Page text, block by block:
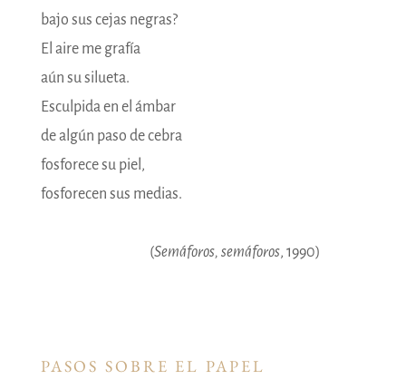
bajo sus cejas negras?
El aire me grafía
aún su silueta.
Esculpida en el ámbar
de algún paso de cebra
fosforece su piel,
fosforecen sus medias.
(Semáforos, semáforos, 1990)
PASOS SOBRE EL PAPEL